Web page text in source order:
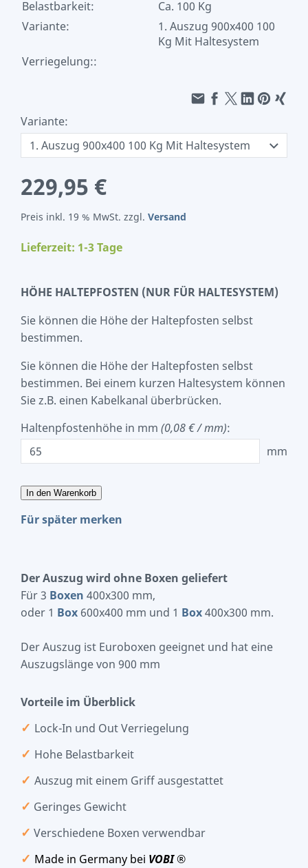
Belastbarkeit:
Ca. 100 Kg
Variante:
1. Auszug 900x400 100
Kg Mit Haltesystem
Verriegelung::
Variante:
229,95 €
Preis inkl. 19 % MwSt. zzgl. Versand
Lieferzeit: 1-3 Tage
HÖHE HALTEPFOSTEN (NUR FÜR HALTESYSTEM)
Sie können die Höhe der Haltepfosten selbst
bestimmen.
Sie können die Höhe der Haltepfosten selbst
bestimmen. Bei einem kurzen Haltesystem können
Sie z.B. einen Kabelkanal überbrücken.
Haltenpfostenhöhe in mm (0,08 € / mm):
mm
In den Warenkorb
Für später merken
Der Auszug wird ohne Boxen geliefert
Für 3 Boxen 400x300 mm,
oder 1 Box 600x400 mm und 1 Box400x300 mm.
Der Auszug ist Euroboxen geeignet und hat eine
Auszugslänge von 900 mm
Vorteile im Überblick
✓ Lock-In und Out Verriegelung
✓ Hohe Belastbarkeit
✓ Auszug mit einem Griff ausgestattet
✓ Geringes Gewicht
✓ Verschiedene Boxen verwendbar
✓ Made in Germany bei VOBI®